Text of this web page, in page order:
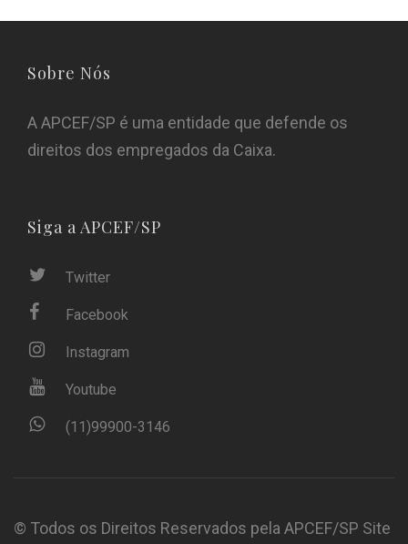
Sobre Nós
A APCEF/SP é uma entidade que defende os
direitos dos empregados da Caixa.
Siga a APCEF/SP
Twitter
Facebook
Instagram
Youtube
(11)99900-3146
© Todos os Direitos Reservados pela APCEF/SP Site